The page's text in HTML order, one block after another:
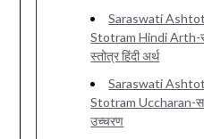
Saraswati
Stotram Hindi Arth-
स्तोत्र हिंदी अर्थ
Saraswati
Stotram Uccharan-
उच्चरण